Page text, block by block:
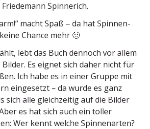
Spinnerich.
macht Spaß – da hat Spinnen-
Chance mehr 🙂
lebt das Buch dennoch vor allem
Es eignet sich daher nicht für
Ich habe es in einer Gruppe mit
einge­setzt – da wurde es ganz
sich alle gleich­zeitig auf die Bilder
es hat sich auch ein toller
Wer kennt welche Spinnen­arten?